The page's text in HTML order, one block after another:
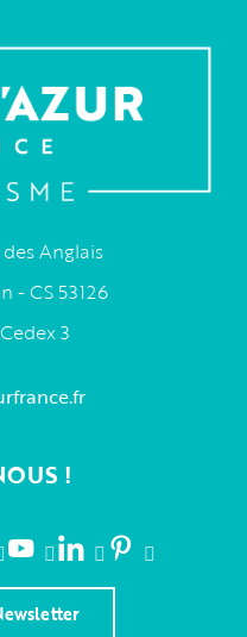
Anglais
- CS 53126
3
!